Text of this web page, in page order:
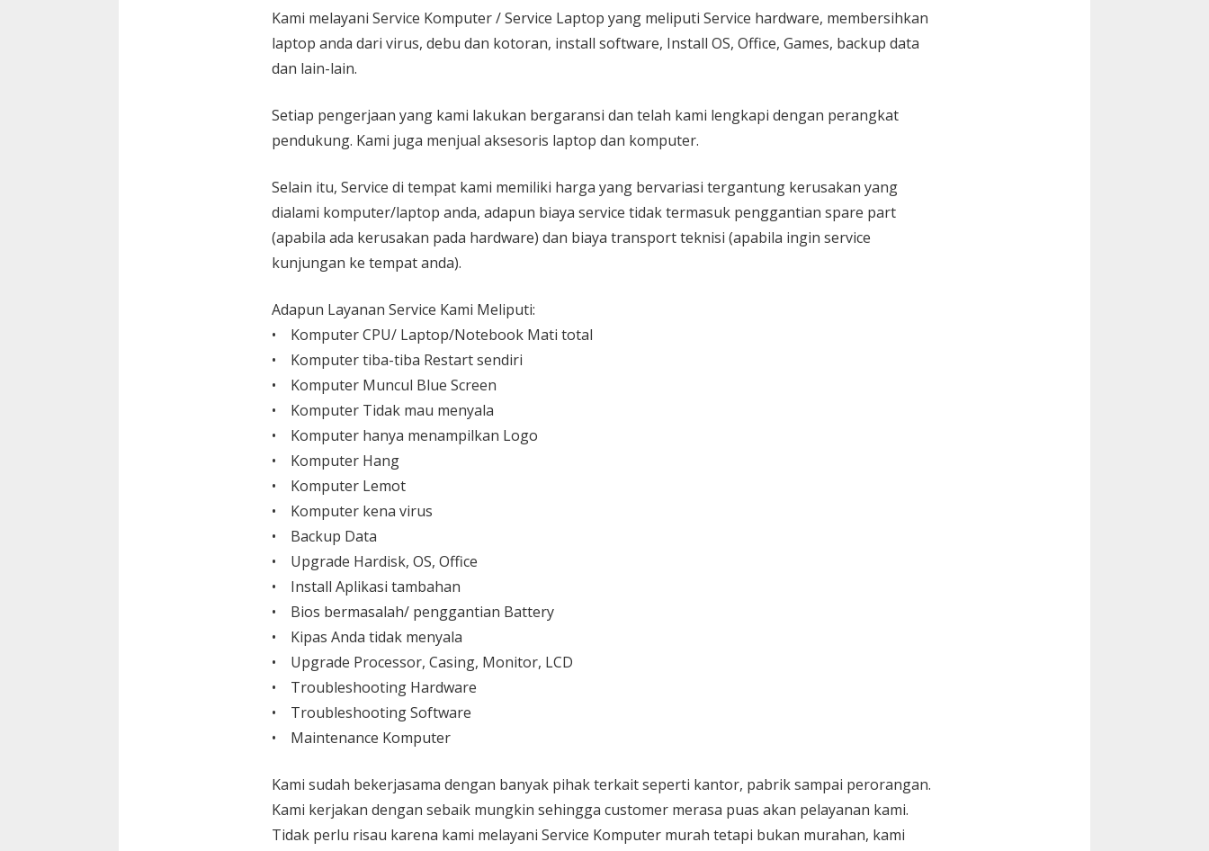
Kami melayani Service Komputer / Service Laptop yang meliputi Service hardware, membersihkan
laptop anda dari virus, debu dan kotoran, install software, Install OS, Office, Games, backup data
dan lain-lain.
Setiap pengerjaan yang kami lakukan bergaransi dan telah kami lengkapi dengan perangkat
pendukung. Kami juga menjual aksesoris laptop dan komputer.
Selain itu, Service di tempat kami memiliki harga yang bervariasi tergantung kerusakan yang
dialami komputer/laptop anda, adapun biaya service tidak termasuk penggantian spare part
(apabila ada kerusakan pada hardware) dan biaya transport teknisi (apabila ingin service
kunjungan ke tempat anda).
Adapun Layanan Service Kami Meliputi:
• Komputer CPU/ Laptop/Notebook Mati total
• Komputer tiba-tiba Restart sendiri
• Komputer Muncul Blue Screen
• Komputer Tidak mau menyala
• Komputer hanya menampilkan Logo
• Komputer Hang
• Komputer Lemot
• Komputer kena virus
• Backup Data
• Upgrade Hardisk, OS, Office
• Install Aplikasi tambahan
• Bios bermasalah/ penggantian Battery
• Kipas Anda tidak menyala
• Upgrade Processor, Casing, Monitor, LCD
• Troubleshooting Hardware
• Troubleshooting Software
• Maintenance Komputer
Kami sudah bekerjasama dengan banyak pihak terkait seperti kantor, pabrik sampai perorangan.
Kami kerjakan dengan sebaik mungkin sehingga customer merasa puas akan pelayanan kami.
Tidak perlu risau karena kami melayani Service Komputer murah tetapi bukan murahan, kami